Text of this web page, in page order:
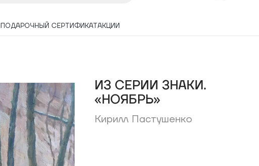
ПОДАРОЧНЫЙ СЕРТИФИКАТАКЦИИ
ИЗ СЕРИИ ЗНАКИ.
«НОЯБРЬ»
Кирилл Пастушенко